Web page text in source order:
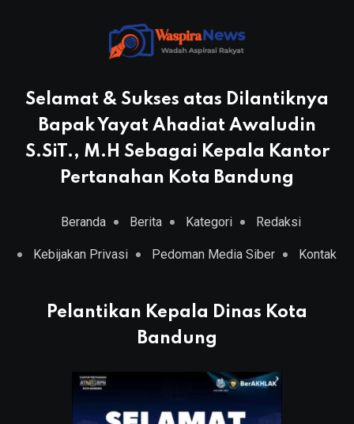
Selamat & Sukses atas Dilantiknya
Bapak Yayat Ahadiat Awaludin
S.SiT., M.H Sebagai Kepala Kantor
Pertanahan Kota Bandung
Beranda Berita Kategori Redaksi
Kebijakan Privasi Pedoman Media Siber Kontak
Pelantikan Kepala Dinas Kota
Bandung